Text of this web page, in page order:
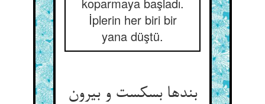
İplerin her biri bir
yana düştü.
بندها بسکست و بیرون